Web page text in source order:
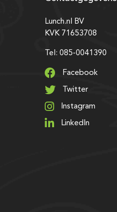
Lunch.nl BV
KVK 71653708
Tel: 085-0041390
Facebook
Twitter
Instagram
LinkedIn